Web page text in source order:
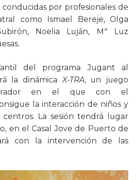
por profesionales de
como Ismael Bereje, Olga
Noelia Luján, Mª Luz
del programa Jugant al
la dinámica X-TRA, un juego
en el que con el
la interacción de niños y
La sesión tendrá lugar
en el Casal Jove de Puerto de
con la intervención de las